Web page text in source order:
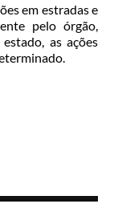
em estradas e
pelo órgão,
as ações